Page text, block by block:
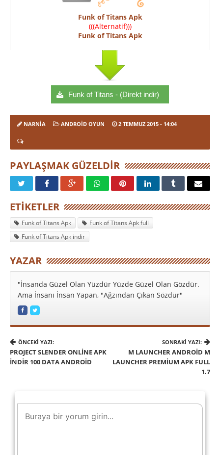
Funk of Titans Apk
(((Alternatif)))
Funk of Titans Apk
Funk of Titans - (Direkt indir)
NARNIA ANDROID OYUN 2 TEMMUZ 2015 - 14:04
PAYLAŞMAK GÜZELDIR
ETIKETLER
Funk of Titans Apk
Funk of Titans Apk full
Funk of Titans Apk indir
YAZAR
"İnsanda Güzel Olan Yüzdür Yüzde Güzel Olan Gözdür.
Ama İnsanı İnsan Yapan, "Ağzından Çıkan Sözdür"
ÖNCEKI YAZI:
PROJECT SLENDER ONLINE APK
İNDIR 100 DATA ANDROID
SONRAKI YAZI:
M LAUNCHER ANDROID M
LAUNCHER PREMIUM APK FULL
1.7